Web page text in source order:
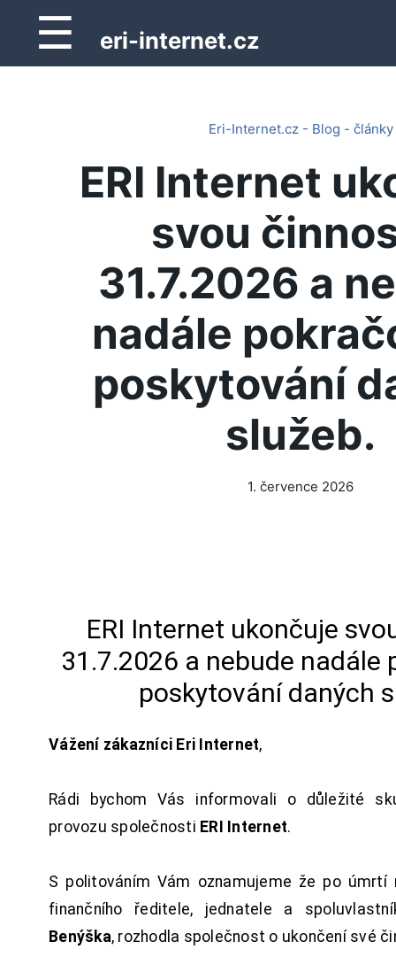
☰ eri-internet.cz
Eri-Internet.cz - Blog - články
ERI Internet
svou
31.7.2026 a
nadále
poskytování
služeb.
1. července 2026
ERI Internet ukončuje
31.7.2026 a nebude nadále
poskytování daných
Vážení zákazníci Eri Internet,
Rádi bychom Vás informovali o důležité
provozu společnosti ERI Internet.
S politováním Vám oznamujeme že po úmrtí
finančního ředitele, jednatele a
Benýška, rozhodla společnost o ukončení své